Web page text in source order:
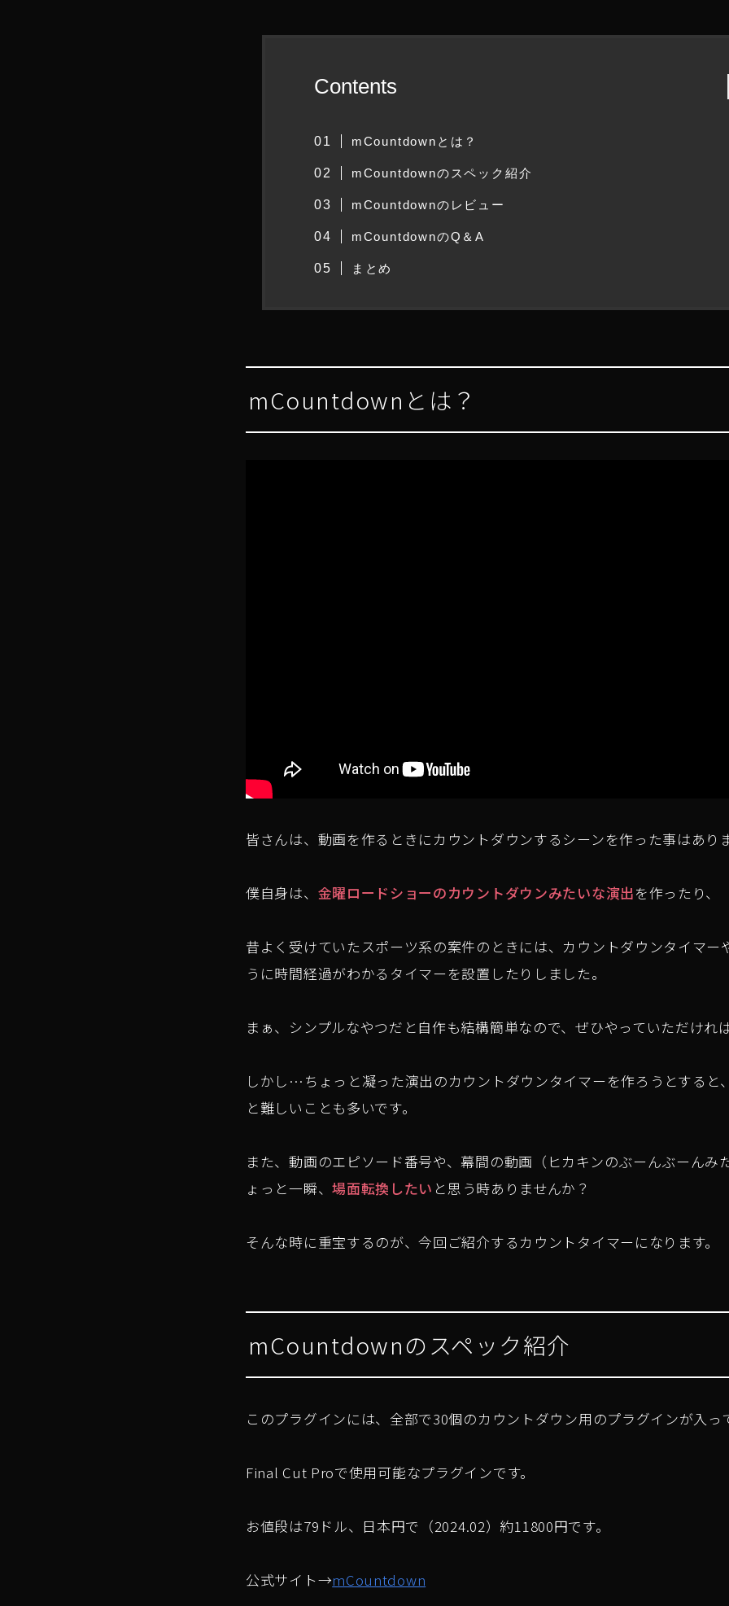
Contents
mCountdownとは？
mCountdownのスペック紹介
mCountdownのレビュー
mCountdownのQ＆A
まとめ
mCountdownとは？
皆さんは、動画を作るときにカウントダウンするシーンを作った事はあり
僕自身は、 金曜ロードショーのカウントダウンみたいな演出を作ったり、
昔よく受けていたスポーツ系の案件のときには、カウントダウンタイマー
うに時間経過がわかるタイマーを設置したりしました。
まぁ、シンプルなやつだと自作も結構簡単なので、ぜひやっていただけれ
しかし…ちょっと凝った演出のカウントダウンタイマーを作ろうとする
と難しいことも多いです。
また、動画のエピソード番号や、幕間の動画（ヒカキンのぶーんぶーんみ
ょっと一瞬、場面転換したい と思う時ありませんか？
そんな時に重宝するのが、今回ご紹介するカウントタイマーになります。
mCountdownのスペック紹介
このプラグインには、全部で30個のカウントダウン用のプラグインが入っ
Final Cut Proで使用可能なプラグインです。
お値段は79ドル、日本円で（2024.02）約11800円です。
公式サイト→mCountdown